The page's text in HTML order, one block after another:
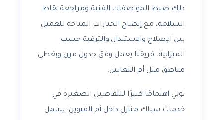
ذلك ضبط المواصفات الفنية ومراجعة نقاط
السلامة، مع إيضاح الخيارات المتاحة للعميل
بين الإصلاح والاستبدال والترقية حسب
الميزانية. فريقنا يعمل وفق جدول مرن ويغطي
مناطق مثل أم الثعابين.
نولي اهتمامًا كبيرًا للتفاصيل الصغيرة في
خدمات سباك منازل داخل أم القيوين. يشمل